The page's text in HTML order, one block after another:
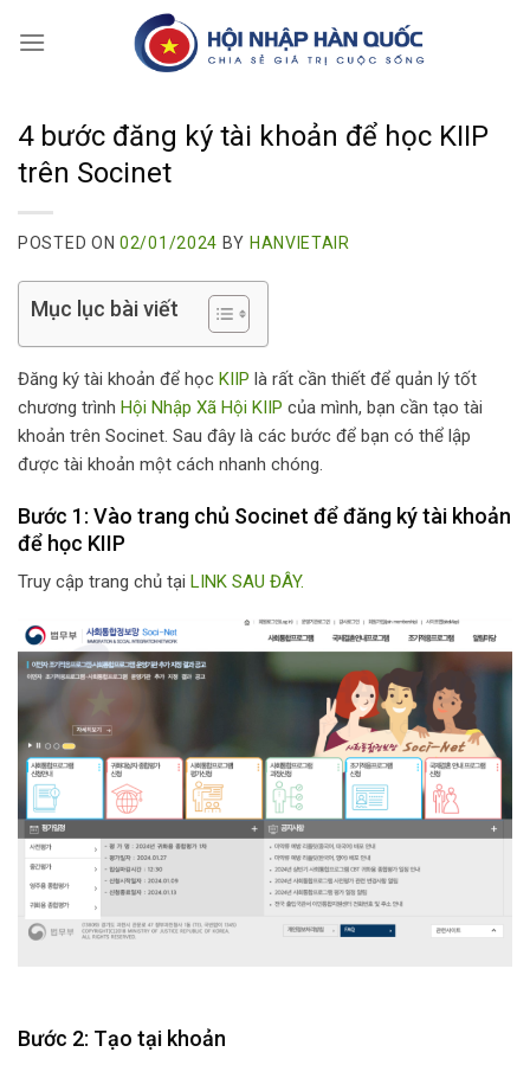
4 bước đăng ký tài khoản để học KIIP
trên Socinet
POSTED ON 02/01/2024 BY HANVIETAIR
Mục lục bài viết
Đăng ký tài khoản để học KIIP là rất cần thiết để quản lý tốt
chương trình Hội Nhập Xã Hội KIIP của mình, bạn cần tạo tài
khoản trên Socinet. Sau đây là các bước để bạn có thể lập
được tài khoản một cách nhanh chóng.
Bước 1: Vào trang chủ Socinet để đăng ký tài khoản
để học KIIP
Truy cập trang chủ tại LINK SAU ĐÂY.
Bước 2: Tạo tại khoản